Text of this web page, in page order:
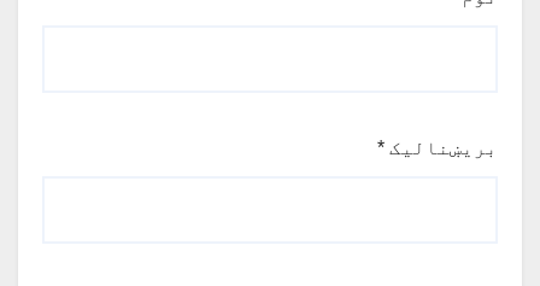
بریښنالیک *